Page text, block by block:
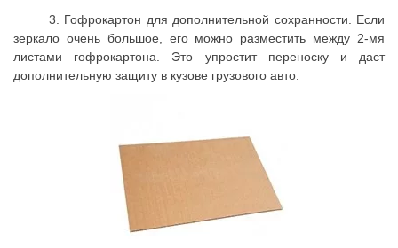
3. Гофрокартон для дополнительной сохранности. Если
зеркало очень большое, его можно разместить между 2-мя
листами гофрокартона. Это упростит переноску и даст
дополнительную защиту в кузове грузового авто.